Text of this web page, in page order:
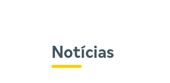
Notícias